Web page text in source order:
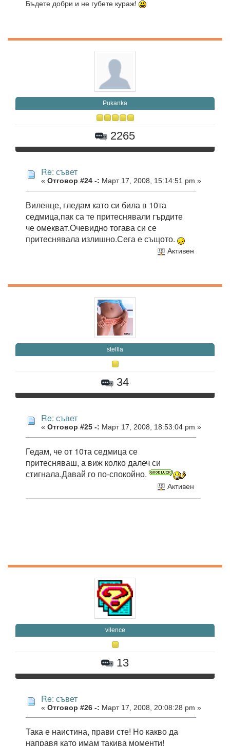
Бъдете добри и не губете кураж!
Pukanka
2265
Re: съвет
« Отговор #24 -: Март 17, 2008, 15:14:51 pm »
Виленце, гледам като си била в 10та
седмица,пак са те притеснявали гърдите
че омекват.Очевидно тогава си се
притеснявала излишно.Сега е същото.
Активен
stellla
34
Re: съвет
« Отговор #25 -: Март 17, 2008, 18:53:04 pm »
Гедам, че от 10та седмица се
притесняваш, а виж колко далеч си
стигнала.Давай го по-спокойно.
Активен
vilence
13
Re: съвет
« Отговор #26 -: Март 17, 2008, 20:08:28 pm »
Така е наистина, прави сте! Но какво да
направя като имам такива моменти!